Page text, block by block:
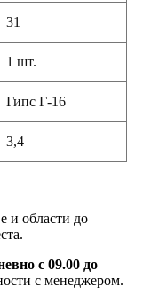
31
1 шт.
Гипс Г-16
3,4
и области до
с 09.00 до
с менеджером.